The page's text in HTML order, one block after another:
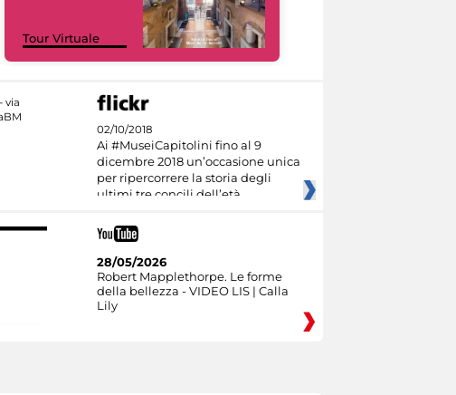
Tour Virtuale
02/10/2018
Ai #MuseiCapitolini fino al 9
dicembre 2018 un’occasione unica
per ripercorrere la storia degli
ultimi tre concili dell’età
28/05/2026
Robert Mapplethorpe. Le forme
della bellezza - VIDEO LIS | Calla
Lily